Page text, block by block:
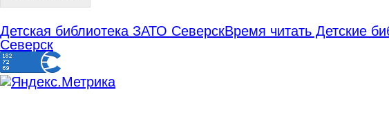
Детская библиотека ЗАТО СеверскВремя читать Детские
Северск